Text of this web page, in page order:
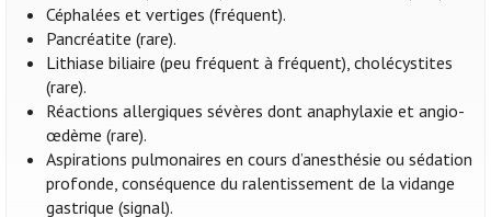
Céphalées et vertiges (fréquent).
Pancréatite (rare).
Lithiase biliaire (peu fréquent à fréquent), cholécystites
(rare).
Réactions allergiques sévères dont anaphylaxie et angio-
œdème (rare).
Aspirations pulmonaires en cours d’anesthésie ou sédation
profonde, conséquence du ralentissement de la vidange
gastrique (signal).